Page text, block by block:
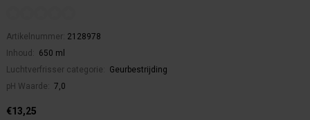
Artikelnummer: 2128978
Inhoud:
650 ml
Luchtverfrisser categorie:
Geurbestrijding
pH Waarde:
7,0
€13,25